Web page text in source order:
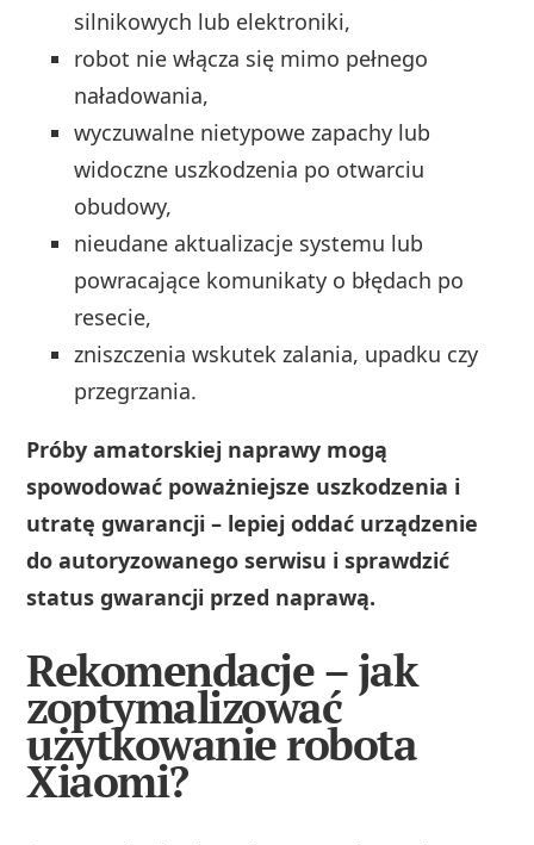
silnikowych lub elektroniki,
robot nie włącza się mimo pełnego
naładowania,
wyczuwalne nietypowe zapachy lub
widoczne uszkodzenia po otwarciu
obudowy,
nieudane aktualizacje systemu lub
powracające komunikaty o błędach po
resecie,
zniszczenia wskutek zalania, upadku czy
przegrzania.
Próby amatorskiej naprawy mogą
spowodować poważniejsze uszkodzenia i
utratę gwarancji – lepiej oddać urządzenie
do autoryzowanego serwisu i sprawdzić
status gwarancji przed naprawą.
Rekomendacje – jak
zoptymalizować
użytkowanie robota
Xiaomi?